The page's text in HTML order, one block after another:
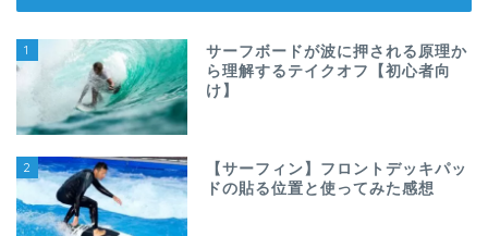
1
サーフボードが波に押される原理か
ら理解するテイクオフ【初心者向
け】
2
【サーフィン】フロントデッキパッ
ドの貼る位置と使ってみた感想